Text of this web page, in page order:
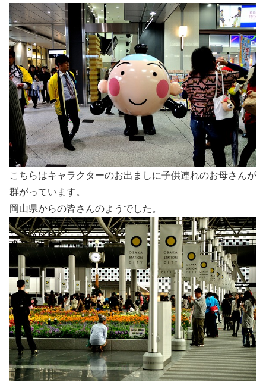
こちらはキャラクターのお出ましに子供連れのお母さんが
群がっています。
岡山県からの皆さんのようでした。